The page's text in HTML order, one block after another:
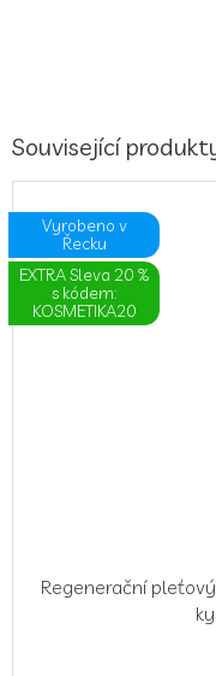
Související
Vyrobeno v
Řecku
EXTRA Sleva 20 %
s kódem:
KOSMETIKA20
Regenerační